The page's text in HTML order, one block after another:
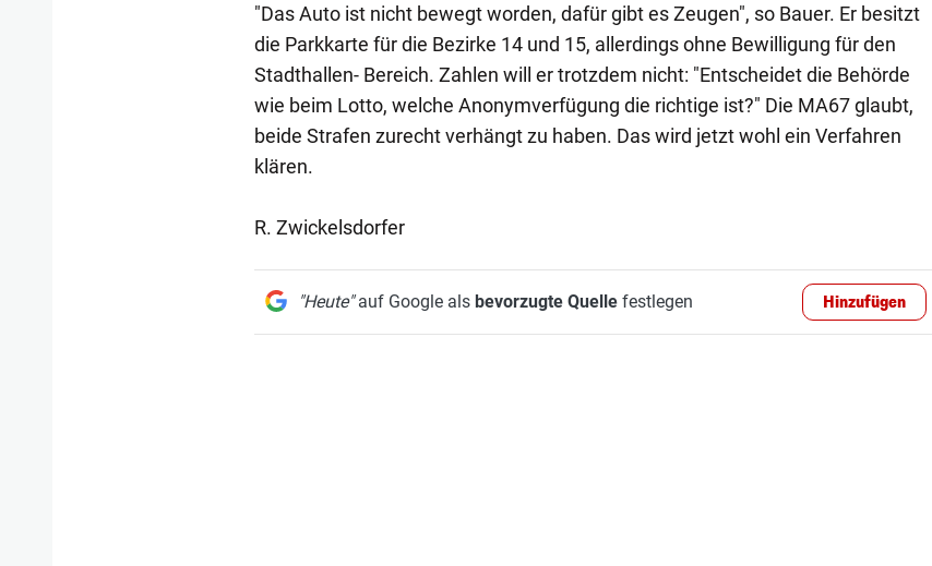
"Das Auto ist nicht bewegt worden, dafür gibt es Zeugen", so Bauer. Er besitzt
die Parkkarte für die Bezirke 14 und 15, allerdings ohne Bewilligung für den
Stadthallen- Bereich. Zahlen will er trotzdem nicht: "Entscheidet die Behörde
wie beim Lotto, welche Anonymverfügung die richtige ist?" Die MA67 glaubt,
beide Strafen zurecht verhängt zu haben. Das wird jetzt wohl ein Verfahren
klären.
R. Zwickelsdorfer
"Heute"auf Google als bevorzugte Quellefestlegen Hinzufügen